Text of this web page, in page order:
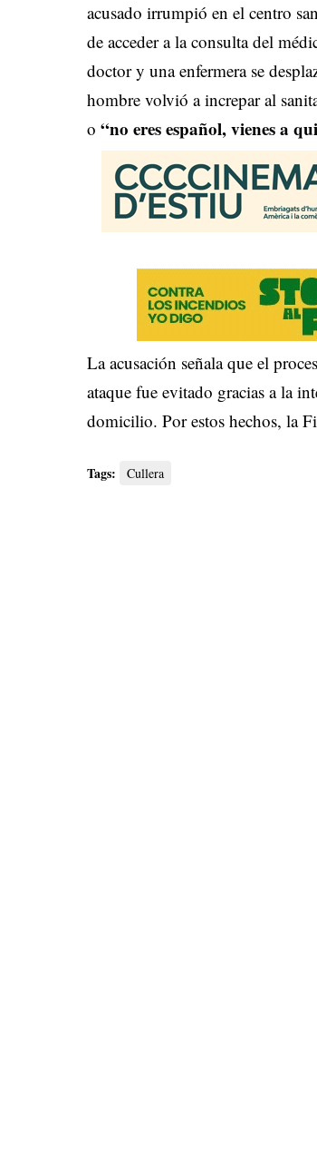
acusado irrumpió en el centro
de acceder a la consulta del
doctor y una enfermera se
hombre volvió a increpar al
o“no eres español, vienes a
La acusación señala que el
ataque fue evitado gracias a la
domicilio. Por estos hechos, la
Tags: Cullera